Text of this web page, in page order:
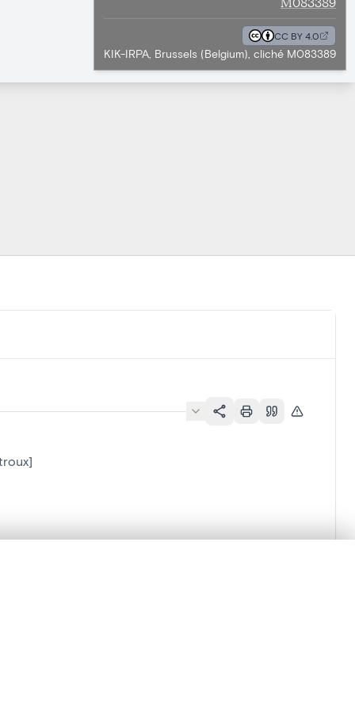
CC BY 4.0
KIK-IRPA, Brussels (Belgium), cliché M083389